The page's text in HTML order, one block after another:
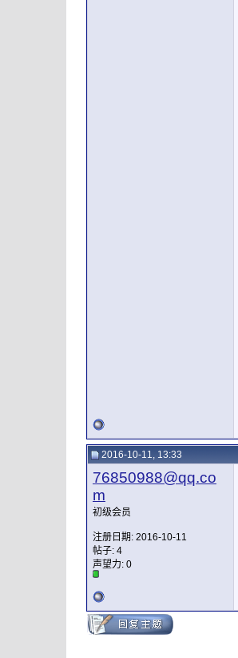
2016-10-11, 13:33
76850988@qq.co
m
初级会员
注册日期: 2016-10-11
帖子: 4
声望力: 0